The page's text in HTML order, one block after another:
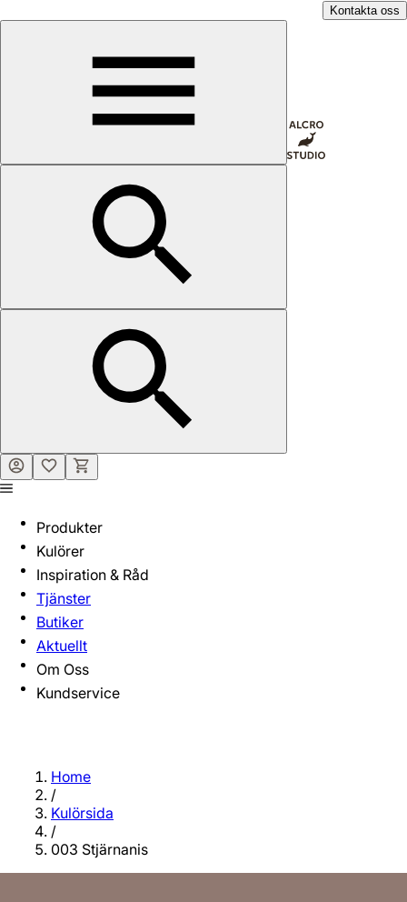
Kontakta oss
Produkter
Kulörer
Inspiration & Råd
Tjänster
Butiker
Aktuellt
Om Oss
Kundservice
Home
/
Kulörsida
/
003 Stjärnanis